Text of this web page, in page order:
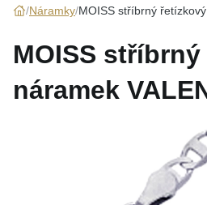
Náramky MOISS stříbrný
MOISS
náramek